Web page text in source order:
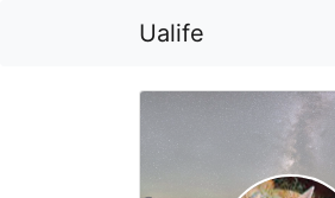
Ualife